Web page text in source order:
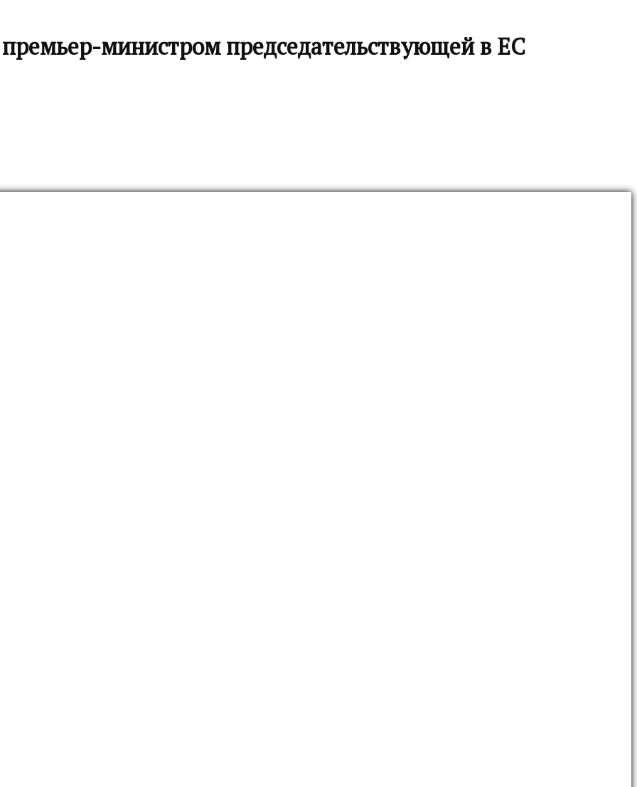
министром председательствующей в ЕС